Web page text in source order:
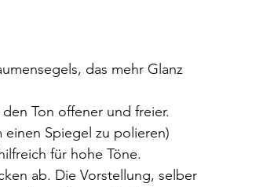
das mehr Glanz
Ton offener und freier.
Spiegel zu polieren)
für hohe Töne.
ab. Die Vorstellung, selber